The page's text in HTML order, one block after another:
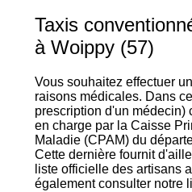
Taxis
à Woippy (57)
Vous souhaitez effectuer
raisons médicales. Dans
prescription d'un médecin)
en charge par la Caisse
Maladie (CPAM) du
Cette dernière fournit
liste officielle des artisans
également consulter notre